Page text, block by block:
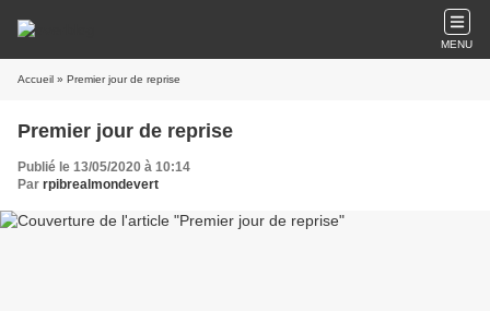
MENU
Accueil » Premier jour de reprise
Premier jour de reprise
Publié le 13/05/2020 à 10:14
Par rpibrealmondevert